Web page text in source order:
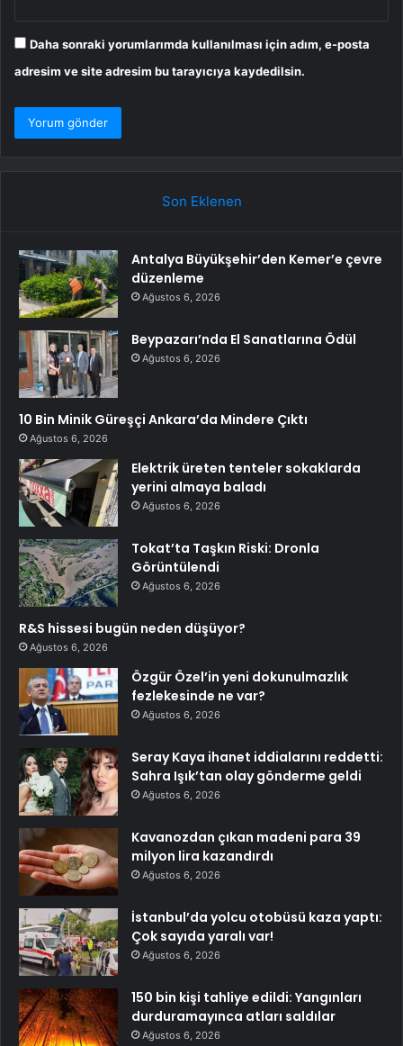
Daha sonraki yorumlarımda kullanılması için adım, e-posta
adresim ve site adresim bu tarayıcıya kaydedilsin.
Son Eklenen
Antalya Büyükşehir’den Kemer’e çevre
düzenleme
Ağustos 6, 2026
Beypazarı’nda El Sanatlarına Ödül
Ağustos 6, 2026
10 Bin Minik Güreşçi Ankara’da Mindere Çıktı
Ağustos 6, 2026
Elektrik üreten tenteler sokaklarda
yerini almaya baladı
Ağustos 6, 2026
Tokat’ta Taşkın Riski: Dronla
Görüntülendi
Ağustos 6, 2026
R&S hissesi bugün neden düşüyor?
Ağustos 6, 2026
Özgür Özel’in yeni dokunulmazlık
fezlekesinde ne var?
Ağustos 6, 2026
Seray Kaya ihanet iddialarını reddetti:
Sahra Işık’tan olay gönderme geldi
Ağustos 6, 2026
Kavanozdan çıkan madeni para 39
milyon lira kazandırdı
Ağustos 6, 2026
İstanbul’da yolcu otobüsü kaza yaptı:
Çok sayıda yaralı var!
Ağustos 6, 2026
150 bin kişi tahliye edildi: Yangınları
durduramayınca atları saldılar
Ağustos 6, 2026